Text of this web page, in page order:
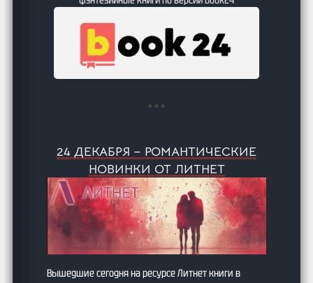
24 ДЕКАБРЯ – РОМАНТИЧЕСКИЕ
НОВИНКИ ОТ ЛИТНЕТ
Вышедшие сегодня на ресурсе Литнет книги в